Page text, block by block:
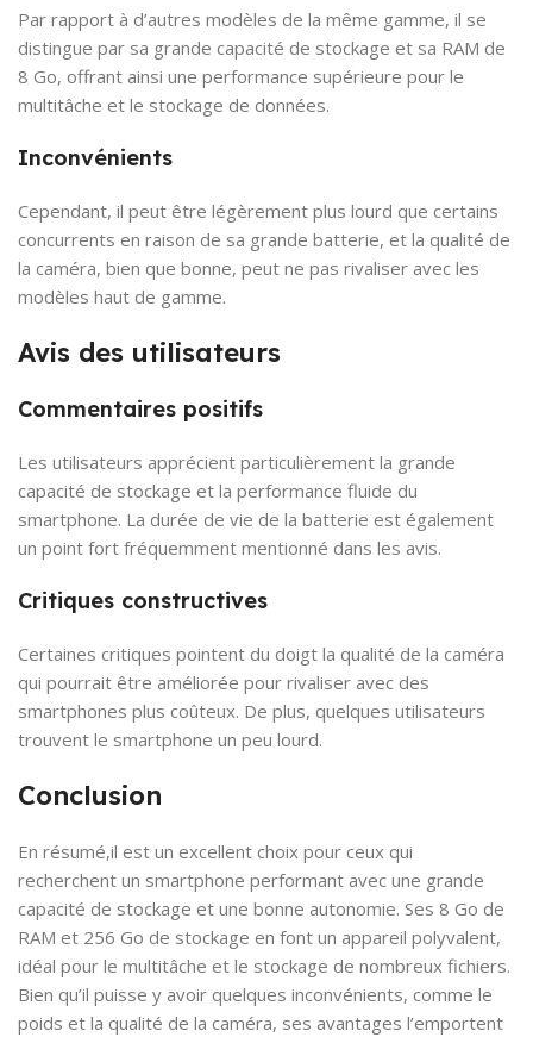
Par rapport à d’autres modèles de la même gamme, il se
distingue par sa grande capacité de stockage et sa RAM de
8 Go, offrant ainsi une performance supérieure pour le
multitâche et le stockage de données.
Inconvénients
Cependant, il peut être légèrement plus lourd que certains
concurrents en raison de sa grande batterie, et la qualité de
la caméra, bien que bonne, peut ne pas rivaliser avec les
modèles haut de gamme.
Avis des utilisateurs
Commentaires positifs
Les utilisateurs apprécient particulièrement la grande
capacité de stockage et la performance fluide du
smartphone. La durée de vie de la batterie est également
un point fort fréquemment mentionné dans les avis.
Critiques constructives
Certaines critiques pointent du doigt la qualité de la caméra
qui pourrait être améliorée pour rivaliser avec des
smartphones plus coûteux. De plus, quelques utilisateurs
trouvent le smartphone un peu lourd.
Conclusion
En résumé,il est un excellent choix pour ceux qui
recherchent un smartphone performant avec une grande
capacité de stockage et une bonne autonomie. Ses 8 Go de
RAM et 256 Go de stockage en font un appareil polyvalent,
idéal pour le multitâche et le stockage de nombreux fichiers.
Bien qu’il puisse y avoir quelques inconvénients, comme le
poids et la qualité de la caméra, ses avantages l’emportent